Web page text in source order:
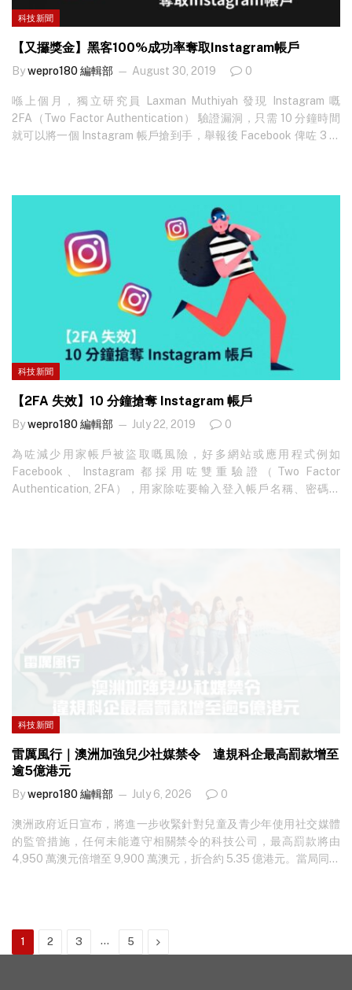
科技新聞
【又攞獎金】黑客100%成功率奪取Instagram帳戶
Bywepro180 編輯部 August 30, 2019 0
喺上個月，獨立研究員 Laxman Muthiyah 發現 Instagram 嘅
2FA（Two Factor Authentication） 驗證漏洞，只需 10 分鐘時間
就可以將一個 Instagram 帳戶搶到手，舉報後 Facebook 俾咗 3 萬
科技新聞
【2FA 失效】10 分鐘搶奪 Instagram 帳戶
Bywepro180 編輯部 July 22, 2019 0
為咗減少用家帳戶被盜取嘅風險，好多網站或應用程式例如
Facebook、Instagram 都採用咗雙重驗證（Two Factor
Authentication, 2FA），用家除咗要輸入登入帳戶名稱、密碼之
驗證 Facebook 旗下嘅 Instagram 本身亦設有 2FA 驗證基制，當用
家要求重設密碼，Instagram 就會將…
科技新聞
雷厲風行｜澳洲加強兒少社媒禁令 違規科企最高罰款增至
逾5億港元
Bywepro180 編輯部 July 6, 2026 0
澳洲政府近日宣布，將進一步收緊針對兒童及青少年使用社交媒體
的監管措施，任何未能遵守相關禁令的科技公司，最高罰款將由
4,950 萬澳元倍增至 9,900 萬澳元，折合約 5.35 億港元。當局同時
府早前已推出禁止 16 歲以下青少年使用社交媒體的制度，但最新調
查顯示，部分平台在執行年齡驗證和帳戶管理方面仍存在漏洞，未
1 2 3 … 5 Next